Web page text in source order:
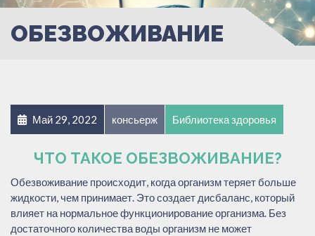
ОБЕЗВОЖИВАНИЕ
Май 29, 2022 консьерж Библиотека здоровья
ЧТО ТАКОЕ ОБЕЗВОЖИВАНИЕ?
Обезвоживание происходит, когда организм теряет больше
жидкости, чем принимает. Это создает дисбаланс, который
влияет на нормальное функционирование организма. Без
достаточного количества воды организм не может